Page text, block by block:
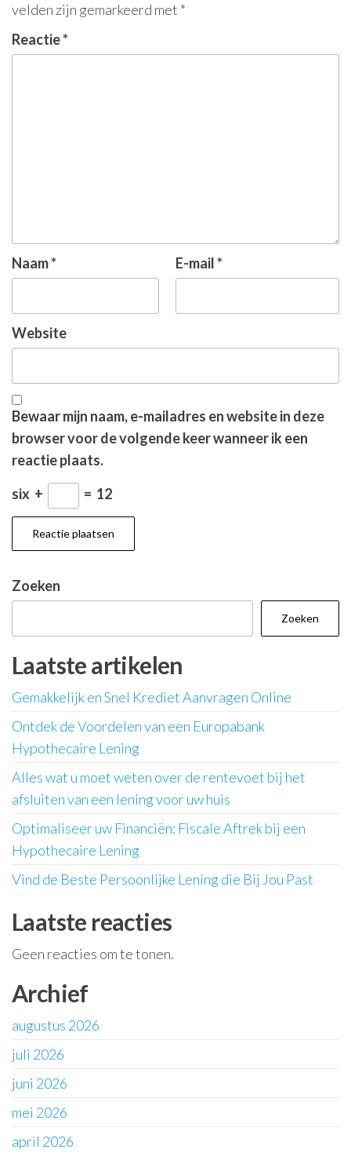
velden zijn gemarkeerd met *
Reactie*
Naam* E-mail*
Website
Bewaar mijn naam, e-mailadres en website in deze
browser voor de volgende keer wanneer ik een
reactie plaats.
six + = 12
Zoeken
Zoeken
Laatste artikelen
Gemakkelijk en Snel Krediet Aanvragen Online
Ontdek de Voordelen van een Europabank
Hypothecaire Lening
Alles wat u moet weten over de rentevoet bij het
afsluiten van een lening voor uw huis
Optimaliseer uw Financiën: Fiscale Aftrek bij een
Hypothecaire Lening
Vind de Beste Persoonlijke Lening die Bij Jou Past
Laatste reacties
Geen reacties om te tonen.
Archief
augustus 2026
juli 2026
juni 2026
mei 2026
april 2026